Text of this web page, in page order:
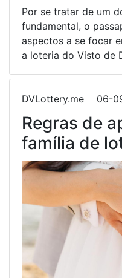
Por se tratar de um
fundamental, o
aspectos a se focar
a loteria do Visto de
DVLottery.me 06-
Regras de
família de